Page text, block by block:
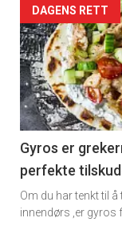
Artikler
detail
-
section
11
DAGENS RETT
Gyros er
perfekte
Om du har tenkt til
innendørs ,er gyros